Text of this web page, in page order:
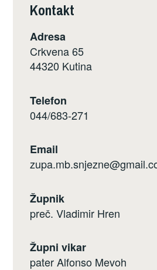
Kontakt
Adresa
Crkvena 65
44320 Kutina
Telefon
044/683-271
Email
Župnik
preč. Vladimir Hren
Župni vikar
pater Alfonso Mevoh